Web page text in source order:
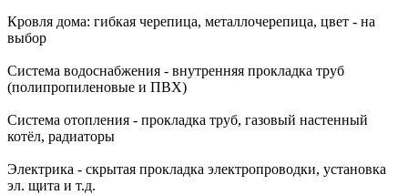
Кровля дома: гибкая черепица, металлочерепица, цвет - на
выбор
Система водоснабжения - внутренняя прокладка труб
(полипропиленовые и ПВХ)
Система отопления - прокладка труб, газовый настенный
котёл, радиаторы
Электрика - скрытая прокладка электропроводки, установка
эл. щита и т.д.